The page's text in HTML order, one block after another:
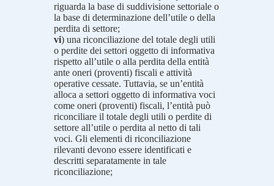
riguarda la base di suddivisione settoriale o
la base di determinazione dell’utile o della
perdita di settore;
vi) una riconciliazione del totale degli utili
o perdite dei settori oggetto di informativa
rispetto all’utile o alla perdita della entità
ante oneri (proventi) fiscali e attività
operative cessate. Tuttavia, se un’entità
alloca a settori oggetto di informativa voci
come oneri (proventi) fiscali, l’entità può
riconciliare il totale degli utili o perdite di
settore all’utile o perdita al netto di tali
voci. Gli elementi di riconciliazione
rilevanti devono essere identificati e
descritti separatamente in tale
riconciliazione;